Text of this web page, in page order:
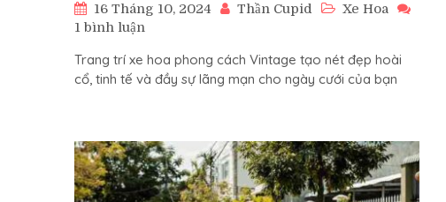
16 Tháng 10, 2024 Thần Cupid
Xe Hoa
1 bình luận
Trí
Xe
Cách
Vintage:
Lãng
Mạn
Trang trí xe hoa phong cách Vintage tạo nét đẹp hoài
cổ, tinh tế và đầy sự lãng mạn cho ngày cưới của bạn